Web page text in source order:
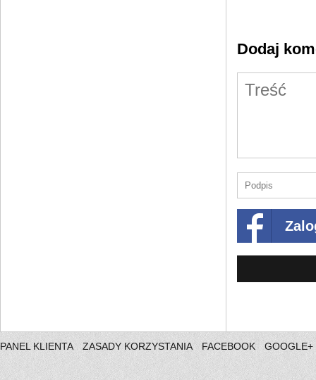
Dodaj
PANEL KLIENTA ZASADY KORZYSTANIA FACEBOOK GOOGLE+